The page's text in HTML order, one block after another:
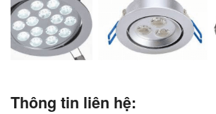
Thông tin liên hệ: